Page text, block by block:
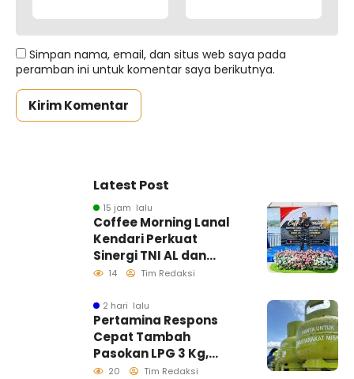
Simpan nama, email, dan situs web saya pada
peramban ini untuk komentar saya berikutnya.
Latest Post
15 jam lalu
Coffee Morning Lanal
Kendari Perkuat
Sinergi TNI AL dan
Insan Pers Wujudkan
14 Tim Redaksi
2 hari lalu
Pertamina Respons
Cepat Tambah
Pasokan LPG 3 Kg,
Kondisi Penyaluran di
20 Tim Redaksi